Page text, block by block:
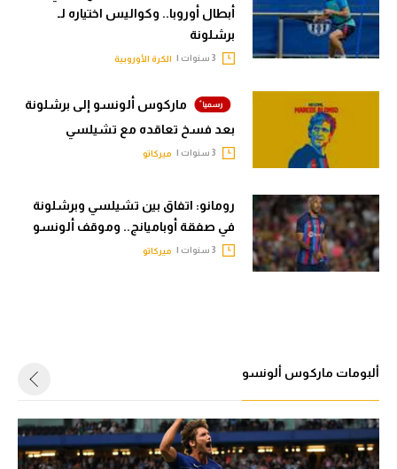
أبطال أوروبا.. وكواليس اختياره لـ
برشلونة
الكرة الأوروبية
ماركوس ألونسو إلى برشلونة
بعد فسخ تعاقده مع تشيلسي
ميركاتو
رومانو: اتفاق بين تشيلسي وبرشلونة
في صفقة أوباميانج.. وموقف ألونسو
ميركاتو
ألبومات ماركوس ألونسو